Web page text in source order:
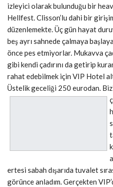
izleyici olarak bulunduğu bir
Hellfest. Clisson’lu dahi bir
düzenlemekte. Üç gün hayat
beş ayrı sahnede çalmaya
önce pes etmiyorlar. Mukavva
gibi kendi çadırını da getirip
rahat edebilmek için VIP Hotel
Üstelik geceliği 250 eurodan.
ertesi sabah dışarıda tuvalet
görünce anladım. Gerçekten